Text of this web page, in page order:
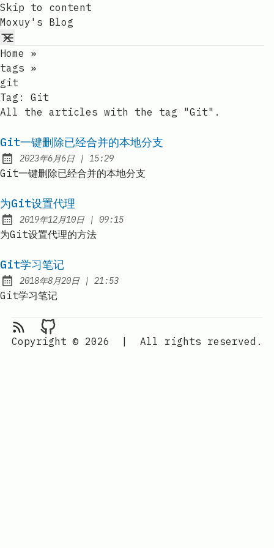
Skip to content
Moxuy's Blog
Home
»
tags »
git
Tag: Git
All the articles with the tag "Git".
Git一键删除已经合并的本地分支
Published:
2023年6月6日 | at
15:29
Git一键删除已经合并的本地分支
为Git设置代理
Published:
2019年12月10日 | at
09:15
为Git设置代理的方法
Git学习笔记
Published:
2018年8月20日 | at
21:53
Git学习笔记
RSS Feed
Moxuy's Blog on Github
Copyright © 2026
| All rights reserved.